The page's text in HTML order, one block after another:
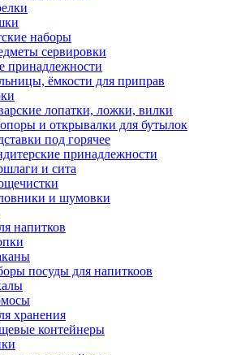
наборы
сервировки
принадлежности
ёмкости для приправ
лопатки, ложки, вилки
и открывалки для бутылок
под горячее
принадлежности
и сита
и шумовки
напитков
посуды для напиткоов
хранения
контейнеры